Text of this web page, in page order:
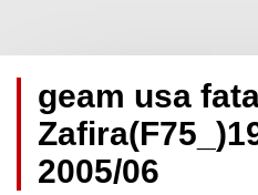
geam usa
2005/06